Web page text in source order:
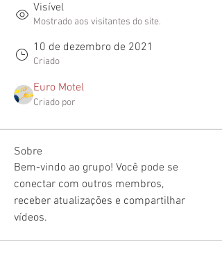
Visível
Mostrado aos visitantes do site.
10 de dezembro de 2021
Criado
Euro Motel
Criado por
Sobre
Bem-vindo ao grupo! Você pode se
conectar com outros membros,
receber atualizações e compartilhar
vídeos.